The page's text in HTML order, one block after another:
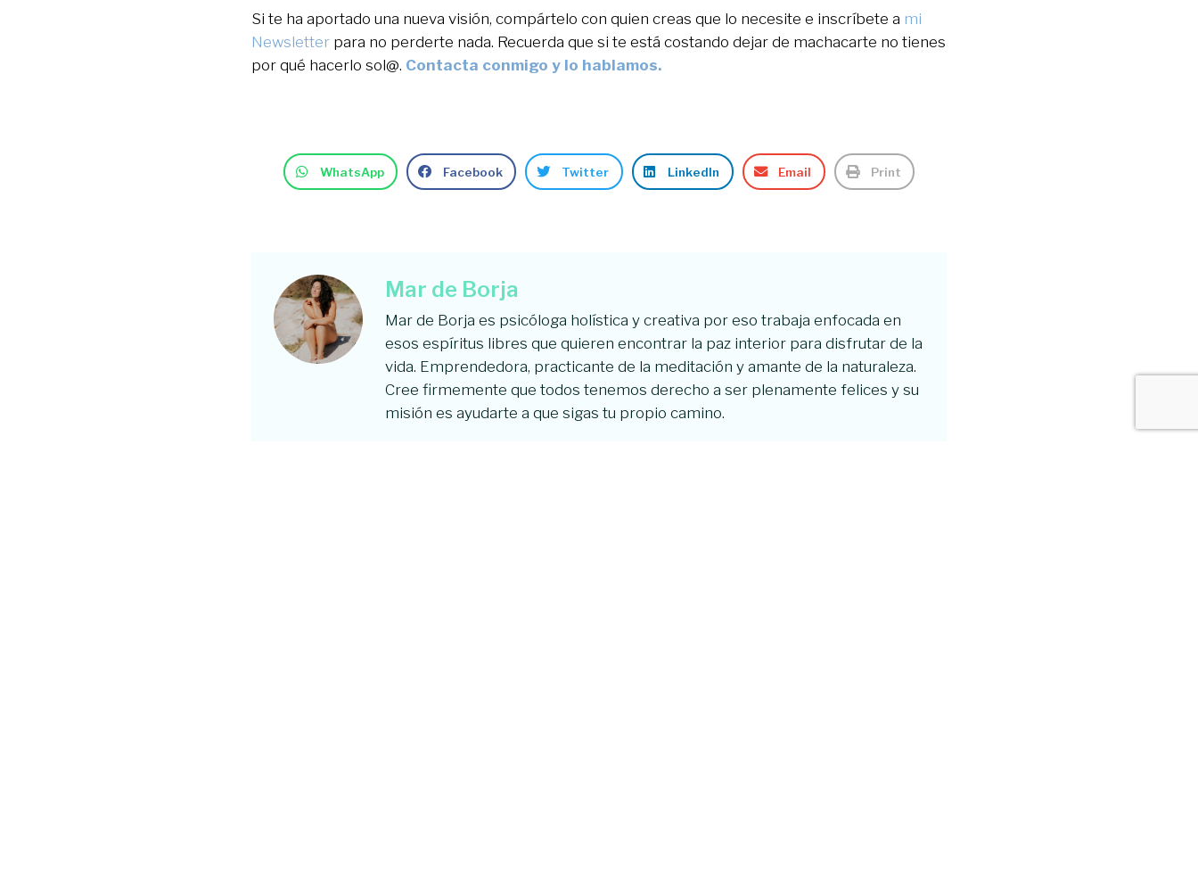
Si te ha aportado una nueva visión, compártelo con quien creas que lo necesite e inscríbete a mi
Newsletter para no perderte nada. Recuerda que si te está costando dejar de machacarte no tienes
por qué hacerlo sol@. Contacta conmigo y lo hablamos.
WhatsApp Facebook Twitter LinkedIn Email Print
Mar de Borja
Mar de Borja es psicóloga holística y creativa por eso trabaja enfocada en
esos espíritus libres que quieren encontrar la paz interior para disfrutar de la
vida. Emprendedora, practicante de la meditación y amante de la naturaleza.
Cree firmemente que todos tenemos derecho a ser plenamente felices y su
misión es ayudarte a que sigas tu propio camino.